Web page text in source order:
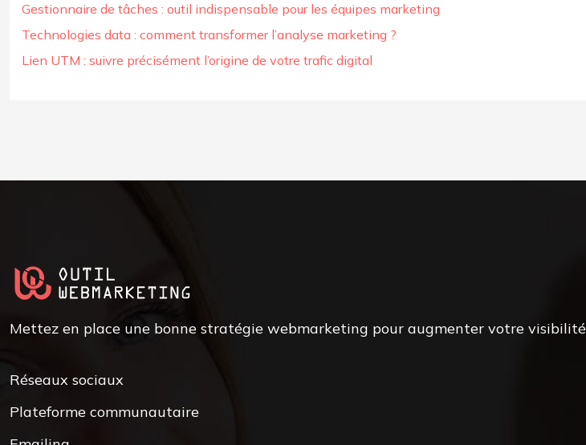
Gestionnaire de tâches : outil indispensable pour les équipes marketing
Technologies data : comment transformer l’analyse marketing ?
Lien UTM : suivre précisément l’origine de votre trafic digital
Mettez en place une bonne stratégie webmarketing pour augmenter votre visibilité
Réseaux sociaux
Plateforme communautaire